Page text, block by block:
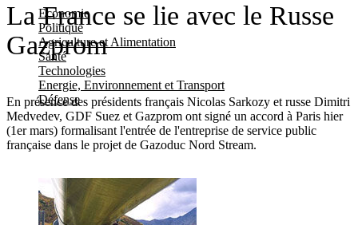
Economie
Politique
Agriculture et Alimentation
Santé
Technologies
Energie, Environnement et Transport
Défense
La France se lie avec le Russe
Gazprom
En présence des présidents français Nicolas Sarkozy et russe Dimitri
Medvedev, GDF Suez et Gazprom ont signé un accord à Paris hier
(1er mars) formalisant l'entrée de l'entreprise de service public
française dans le projet de Gazoduc Nord Stream.